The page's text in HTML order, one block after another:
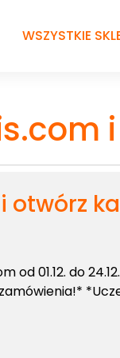
WSZYSTKIE
otwórz
01.12. do